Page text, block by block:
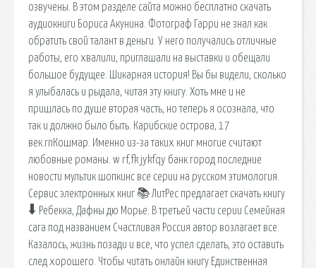
озвучены. В этом разделе сайта можно бесплатно скачать
аудиокниги Бориса Акунина. Фотограф Гарри не знал как
обратить свой талант в деньги. У него получались отличные
работы, его хвалили, приглашали на выставки и обещали
большое будущее. Шикарная история! Вы бы видели, сколько
я улыбалась и рыдала, читая эту книгу. Хоть мне и не
пришлась по душе вторая часть, но теперь я осознала, что
так и должно было быть. Карибские острова, 17
век.rnКошмар. Именно из-за таких книг многие считают
любовные романы. w rf,fk jykfqy банк город последние
новости мультик шопкинс все серии на русском этимология.
Сервис электронных книг 📚 ЛитРес предлагает скачать книгу
🠳 Ребекка, Дафны дю Морье. В третьей части серии Семейная
сага под названием Счастливая Россия автор возлагает все.
Казалось, жизнь позади и все, что успел сделать, это оставить
след хорошего. Чтобы читать онлайн книгу Единственная